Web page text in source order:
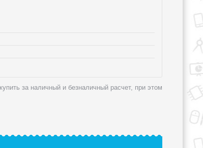
за наличный и безналичный расчет, при этом